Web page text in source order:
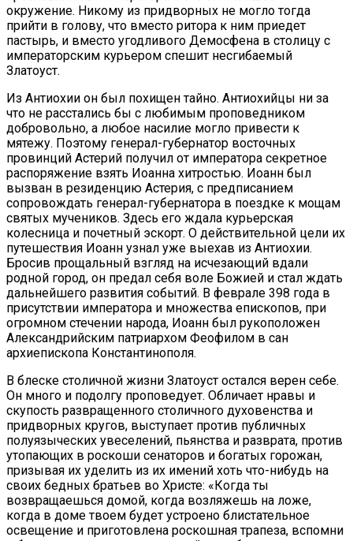
окружение. Никому из придворных не могло тогда
прийти в голову, что вместо ритора к ним приедет
пастырь, и вместо угодливого Демосфена в столицу с
императорским курьером спешит несгибаемый
Златоуст.
Из Антиохии он был похищен тайно. Антиохийцы ни за
что не расстались бы с любимым проповедником
добровольно, а любое насилие могло привести к
мятежу. Поэтому генерал-губернатор восточных
провинций Астерий получил от императора секретное
распоряжение взять Иоанна хитростью. Иоанн был
вызван в резиденцию Астерия, с предписанием
сопровождать генерал-губернатора в поездке к мощам
святых мучеников. Здесь его ждала курьерская
колесница и почетный эскорт. О действительной цели их
путешествия Иоанн узнал уже выехав из Антиохии.
Бросив прощальный взгляд на исчезающий вдали
родной город, он предал себя воле Божией и стал ждать
дальнейшего развития событий. В феврале 398 года в
присутствии императора и множества епископов, при
огромном стечении народа, Иоанн был рукоположен
Александрийским патриархом Феофилом в сан
архиепископа Константинополя.
В блеске столичной жизни Златоуст остался верен себе.
Он много и подолгу проповедует. Обличает нравы и
скупость развращенного столичного духовенства и
придворных кругов, выступает против публичных
полуязыческих увеселений, пьянства и разврата, против
утопающих в роскоши сенаторов и богатых горожан,
призывая их уделить из их имений хоть что-нибудь на
своих бедных братьев во Христе: «Когда ты
возвращаешься домой, когда возляжешь на ложе,
когда в доме твоем будет устроено блистательное
освещение и приготовлена роскошная трапеза, вспомни